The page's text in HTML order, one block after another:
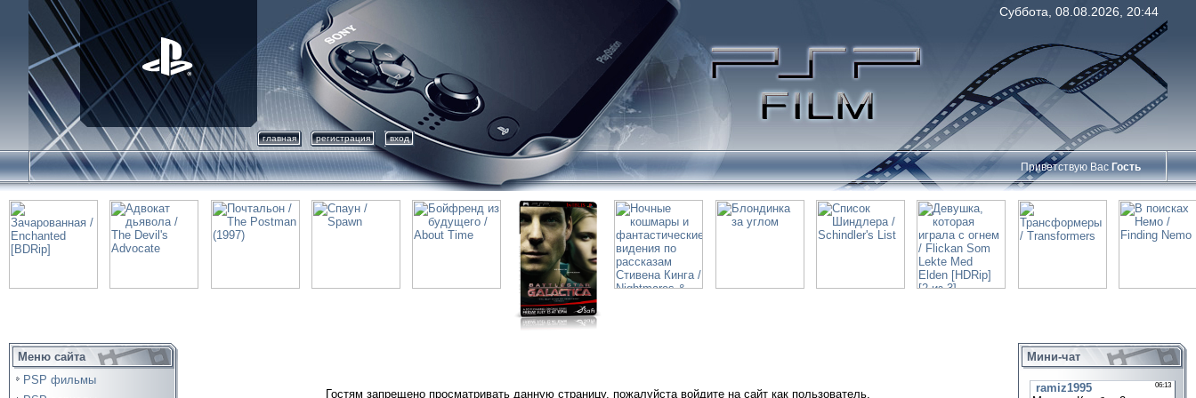
Суббота, 08.08.2026, 20:44
главная регистрация вход
Приветствую Вас Гость
Меню сайта
PSP фильмы
Гостям запрещено просматривать данную страницу, пожалуйста войдите на сайт как пользователь.
Мини-чат